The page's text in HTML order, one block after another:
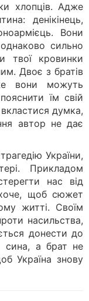
хлопців. Адже
денікінець,
Вони
сильно
твої кровинки
Двоє з братів
вони можуть
їм свій
думка,
автор не дає
України,
Прикладом
нас від
щоб сюжет
житті. Своїм
насильства,
донести до
а брат не
Україна знову